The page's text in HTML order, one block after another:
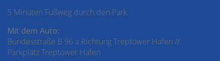
5 Minuten Fußweg durch den Park
Mit dem Auto:
Bundesstraße B 96 a Richtung Treptower Hafen //
Parkplatz Treptower Hafen